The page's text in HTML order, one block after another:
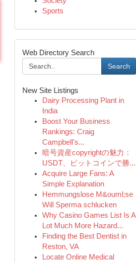
Sports
Web Directory Search
Search
New Site Listings
Dairy Processing Plant in
India
Boost Your Business
Rankings: Craig
Campbell's...
暗号資産copyrightの魅力：
USDT、ビットコインで勝...
Acquire Large Fans: A
Simple Explanation
Hemmungslose M&ouml;se
Will Sperma schlucken
Why Casino Games List Is A
Lot Much More Hazard...
Finding the Best Dentist in
Reston, VA
Locate Online Medical